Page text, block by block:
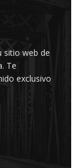
sitio web de
Te
exclusivo